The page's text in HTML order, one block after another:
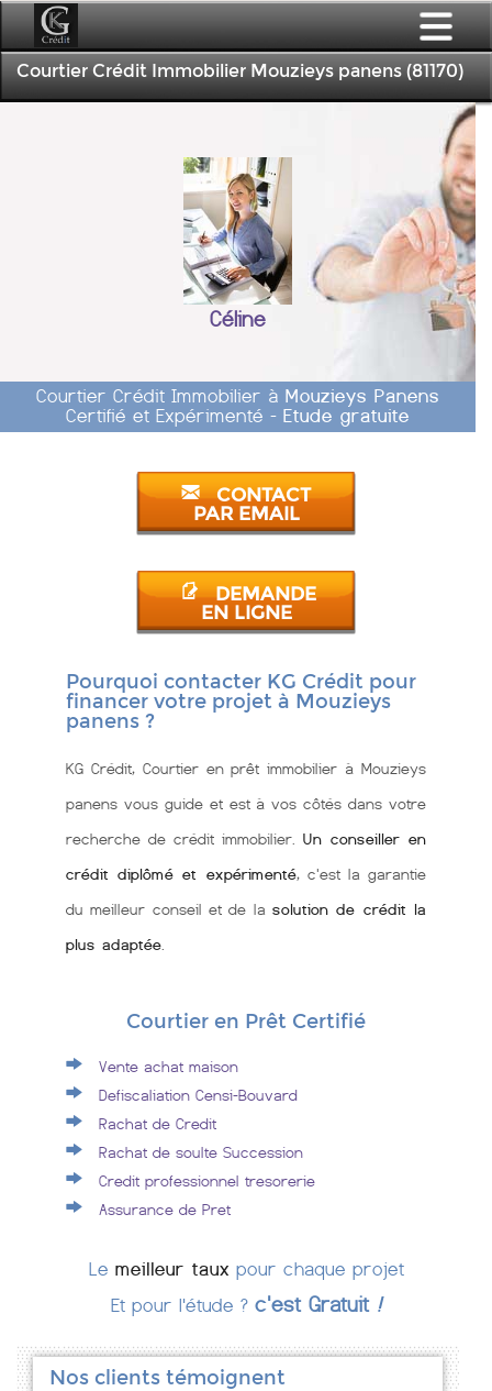
Courtier Crédit Immobilier Mouzieys panens (81170)
Céline
Courtier Crédit Immobilier à Mouzieys Panens
Certifié et Expérimenté - Etude gratuite
CONTACT
PAR EMAIL
DEMANDE
EN LIGNE
Pourquoi contacter KG Crédit pour
financer votre projet à Mouzieys
panens ?
KG Crédit, Courtier en prêt immobilier à Mouzieys
panens vous guide et est à vos côtés dans votre
recherche de crédit immobilier. Un conseiller en
crédit diplômé et expérimenté, c'est la garantie
du meilleur conseil et de la solution de crédit la
plus adaptée
Courtier en Prêt Certifié
Vente achat maison
Defiscaliation Censi-Bouvard
Rachat de Credit
Rachat de soulte Succession
Credit professionnel tresorerie
Assurance de Pret
Le meilleur taux pour chaque projet
Et pour l'étude ? c'est Gratuit !
Nos clients témoignent